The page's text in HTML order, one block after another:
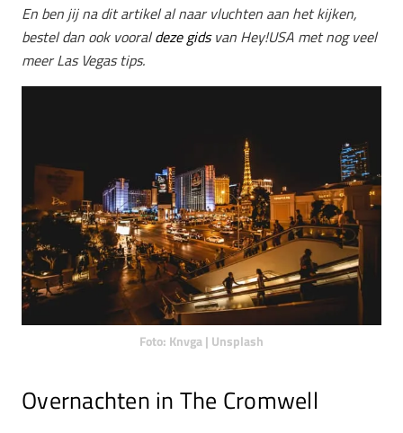
En ben jij na dit artikel al naar vluchten aan het kijken,
bestel dan ook vooraldeze gidsvan Hey!USA met nog veel
meer Las Vegas tips.
Foto: Knvga | Unsplash
Overnachten in The Cromwell